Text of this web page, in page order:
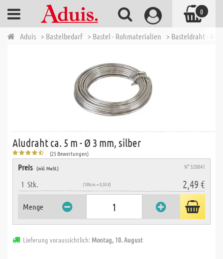
Aduis > Bastelbedarf > Bastel - Rohmaterialien > Basteldraht -
Aludraht ca. 5 m - Ø 3 mm, silber
(25 Bewertungen)
Preis (inkl. MwSt.) N° 320041
1 Stk. (100cm = 0,50 €) 2,49 €
Menge
Lieferung voraussichtlich: Montag, 10. August
0